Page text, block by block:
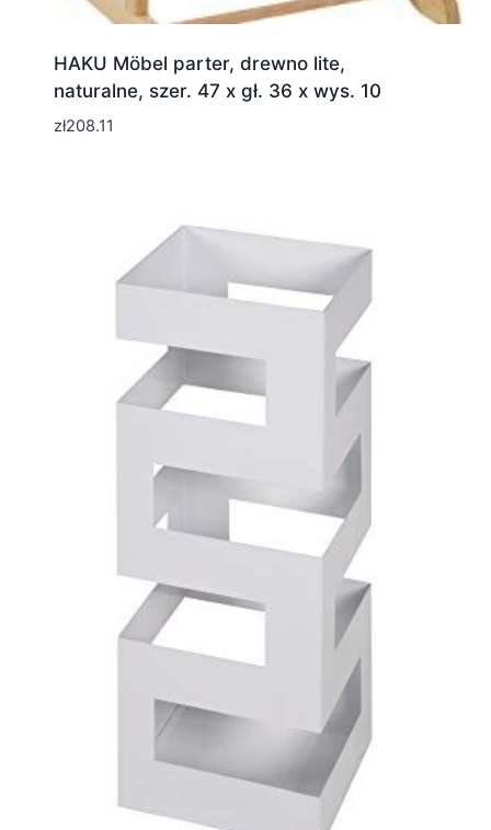
HAKU Möbel parter, drewno lite,
naturalne, szer. 47 x gł. 36 x wys. 10
zł208.11